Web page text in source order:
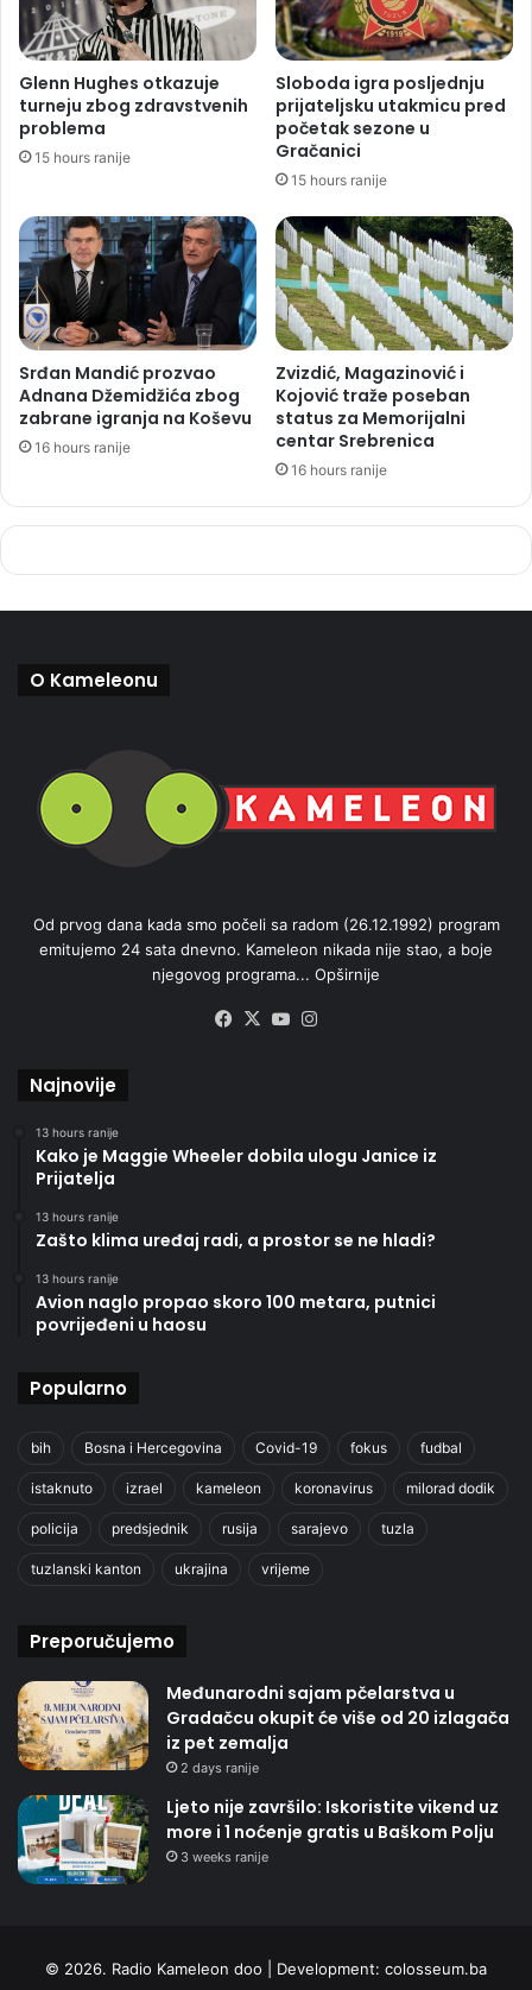
Glenn Hughes otkazuje
turneju zbog zdravstvenih
problema
15 hours ranije
Sloboda igra posljednju
prijateljsku utakmicu pred
početak sezone u
Gračanici
15 hours ranije
Srđan Mandić prozvao
Adnana Džemidžića zbog
zabrane igranja na Koševu
16 hours ranije
Zvizdić, Magazinović i
Kojović traže poseban
status za Memorijalni
centar Srebrenica
16 hours ranije
O Kameleonu
Od prvog dana kada smo počeli sa radom (26.12.1992) program
emitujemo 24 sata dnevno. Kameleon nikada nije stao, a boje
njegovog programa... Opširnije
Facebook
X YouTube
Najnovije
13 hours ranije
Kako je Maggie Wheeler dobila ulogu Janice iz
Prijatelja
13 hours ranije
Zašto klima uređaj radi, a prostor se ne hladi?
13 hours ranije
Avion naglo propao skoro 100 metara, putnici
povrijeđeni u haosu
Popularno
bih Bosna i Hercegovina Covid-19 fokus fudbal
istaknuto izrael kameleon koronavirus milorad dodik
policija predsjednik rusija sarajevo tuzla
tuzlanski kanton ukrajina vrijeme
Preporučujemo
Međunarodni sajam pčelarstva u
Gradačcu okupit će više od 20 izlagača
iz pet zemalja
2 days ranije
Ljeto nije završilo: Iskoristite vikend uz
more i 1 noćenje gratis u Baškom Polju
3 weeks ranije
© 2026. Radio Kameleon doo | Development: colosseum.ba